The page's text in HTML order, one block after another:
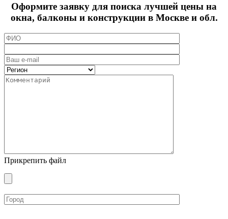
Оформите заявку для поиска лучшей цены на
окна, балконы и конструкции в Москве и обл.
Прикрепить файл